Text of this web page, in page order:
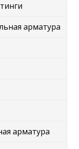
арматура
арматура